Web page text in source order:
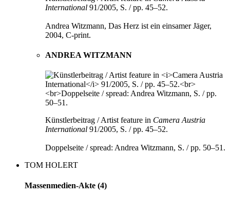
International 91/2005, S. / pp. 45–52.
Andrea Witzmann, Das Herz ist ein einsamer Jäger,
2004, C-print.
ANDREA WITZMANN
Künstlerbeitrag / Artist feature in Camera Austria
International 91/2005, S. / pp. 45–52.
Doppelseite / spread: Andrea Witzmann, S. / pp. 50–51.
TOM HOLERT
Massenmedien-Akte (4)